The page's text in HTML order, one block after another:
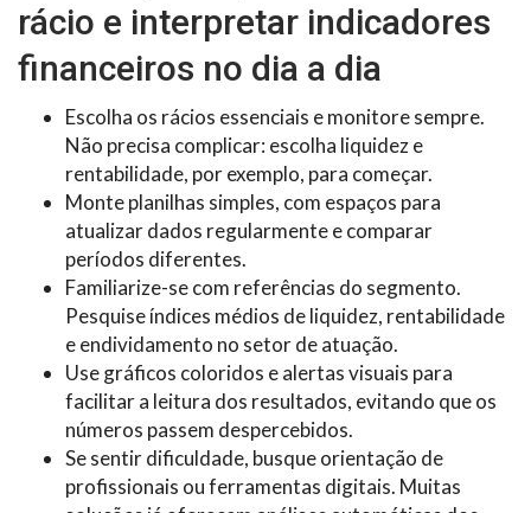
rácio e interpretar indicadores
financeiros no dia a dia
Escolha os rácios essenciais e monitore sempre.
Não precisa complicar: escolha liquidez e
rentabilidade, por exemplo, para começar.
Monte planilhas simples, com espaços para
atualizar dados regularmente e comparar
períodos diferentes.
Familiarize-se com referências do segmento.
Pesquise índices médios de liquidez, rentabilidade
e endividamento no setor de atuação.
Use gráficos coloridos e alertas visuais para
facilitar a leitura dos resultados, evitando que os
números passem despercebidos.
Se sentir dificuldade, busque orientação de
profissionais ou ferramentas digitais. Muitas